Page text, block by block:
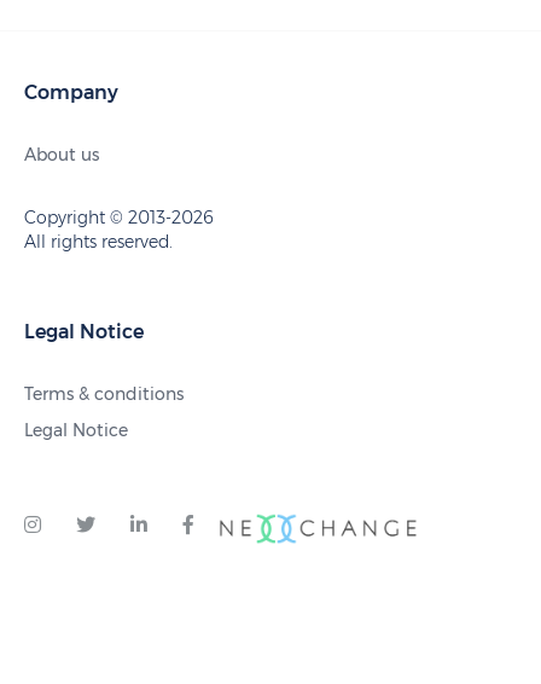
Company
About us
Copyright © 2013-2026
All rights reserved.
Legal Notice
Terms & conditions
Legal Notice